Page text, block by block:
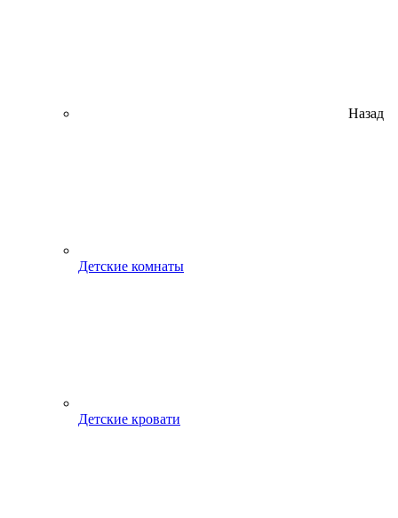
Назад
Детские комнаты
Детские кровати